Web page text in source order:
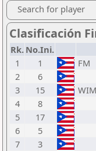
Search for player
Clasificación
Rk. No.Ini.
1
1 FM
2
6
3
15 WIM
4
8
5
17
6
5
7
3